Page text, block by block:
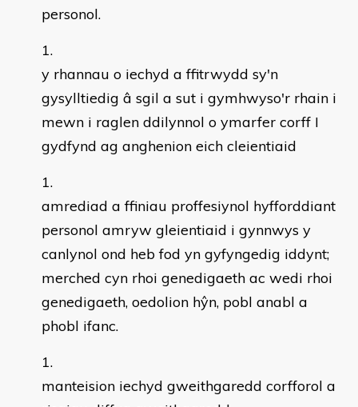
personol.
y rhannau o iechyd a ffitrwydd sy'n
gysylltiedig â sgil a sut i gymhwyso'r rhain i
mewn i raglen ddilynnol o ymarfer corff I
gydfynd ag anghenion eich cleientiaid
amrediad a ffiniau proffesiynol hyfforddiant
personol amryw gleientiaid i gynnwys y
canlynol ond heb fod yn gyfyngedig iddynt;
merched cyn rhoi genedigaeth ac wedi rhoi
genedigaeth, oedolion hŷn, pobl anabl a
phobl ifanc.
manteision iechyd gweithgaredd corfforol a